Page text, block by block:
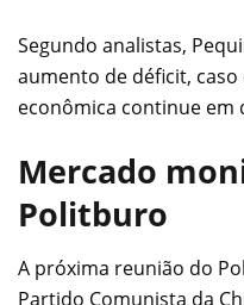
Segundo analistas,
aumento de déficit,
econômica continue em
Mercado
Politburo
A próxima reunião do
Partido Comunista da